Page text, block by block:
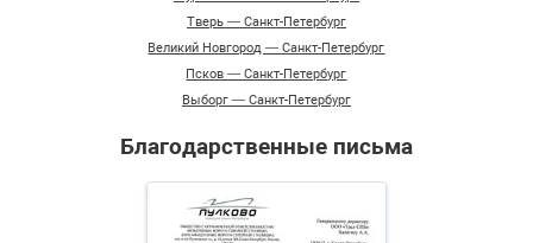
Тверь — Санкт-Петербург
Великий Новгород — Санкт-Петербург
Псков — Санкт-Петербург
Выборг — Санкт-Петербург
Благодарственные письма